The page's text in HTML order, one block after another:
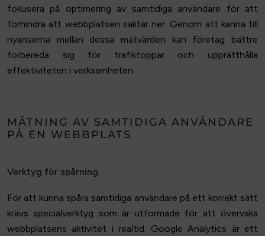
fokusera på optimering av samtidiga användare för att
förhindra att webbplatsen saktar ner. Genom att känna till
nyanserna mellan dessa mätvärden kan företag bättre
förbereda sig för trafiktoppar och upprätthålla
effektiviteten i verksamheten.
MÄTNING AV SAMTIDIGA ANVÄNDARE
PÅ EN WEBBPLATS
Verktyg för spårning
För att kunna spåra samtidiga användare på ett korrekt sätt
krävs specialverktyg som är utformade för att övervaka
webbplatsens aktivitet i realtid. Google Analytics är ett